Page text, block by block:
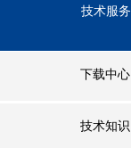
技术服务
下载中心
技术知识